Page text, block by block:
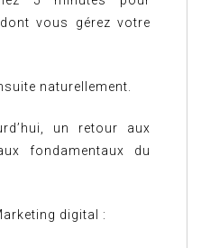
vous gérez votre
naturellement.
un retour aux
fondamentaux du
digital :